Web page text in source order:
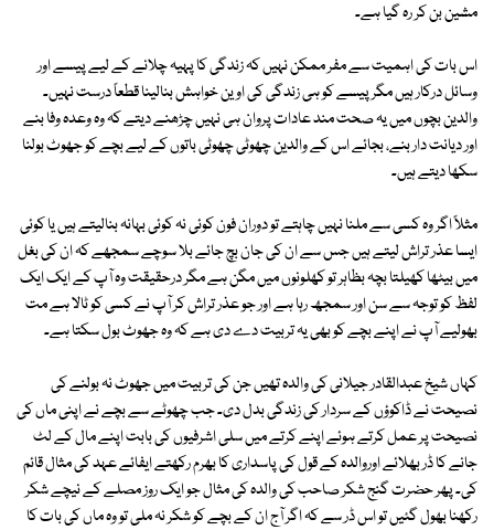
مشین بن کر رہ گیا ہے۔
اس بات کی اہمیت سے مفر ممکن نہیں کہ زندگی کا پہیہ چلانے کے لیے پیسے اور
وسائل درکار ہیں مگر پیسے کو ہی زندگی کی اوین خواہش بنالینا قطعاً درست نہیں۔
والدین بچوں میں یہ صحت مند عادات پروان ہی نہیں چڑھنے دیتے کہ وہ وعدہ وفا بنے
اور دیانت دار بنے، بجائے اس کے والدین چھوٹی چھوٹی باتوں کے لیے بچے کو جھوٹ بولنا
سکھا دیتے ہیں۔
مثلاً اگر وہ کسی سے ملنا نہیں چاہتے تو دوران فون کوئی نہ کوئی بہانہ بنالیتے ہیں یا کوئی
ایسا عذر تراش لیتے ہیں جس سے ان کی جان بچ جائے بلا سوچے سمجھے کہ ان کی بغل
میں بیٹھا کھیلتا بچہ بظاہر تو کھلونوں میں مگن ہے مگر درحقیقت وہ آپ کے ایک ایک
لفظ کو توجہ سے سن اور سمجھ رہا ہے اور جو عذر تراش کر آپ نے کسی کو ٹالا ہے مت
بھولیے آپ نے اپنے بچے کو بھی یہ تربیت دے دی ہے کہ وہ جھوٹ بول سکتا ہے۔
کہاں شیخ عبدالقادر جیلانی کی والدہ تھیں جن کی تربیت میں جھوٹ نہ بولنے کی
نصیحت نے ڈاکوؤں کے سردار کی زندگی بدل دی۔ جب چھوٹے سے بچے نے اپنی ماں کی
نصیحت پر عمل کرتے ہوئے اپنے کرتے میں سلی اشرفیوں کی بابت اپنے مال کے لٹ
جانے کا ڈر بھلائے اوروالدہ کے قول کی پاسداری کا بھرم رکھتے ایفائے عہد کی مثال قائم
کی۔ پھر حضرت گنج شکر صاحب کی والدہ کی مثال جو ایک روز مصلے کے نیچے شکر
رکھنا بھول گئیں تو اس ڈر سے کہ اگر آج ان کے بچے کو شکر نہ ملی تو وہ ماں کی بات کا